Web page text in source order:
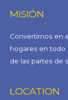
MISIÓN
Convertirnos en
hogares en todo
de las partes de
LOCATION